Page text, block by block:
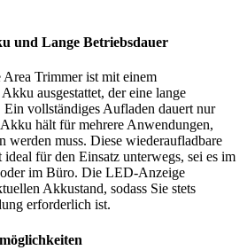
und Lange Betriebsdauer
Trimmer ist mit einem
ausgestattet, der eine lange
vollständiges Aufladen dauert nur
hält für mehrere Anwendungen,
werden muss. Diese wiederaufladbare
für den Einsatz unterwegs, sei es im
im Büro. Die LED-Anzeige
Akkustand, sodass Sie stets
erforderlich ist.